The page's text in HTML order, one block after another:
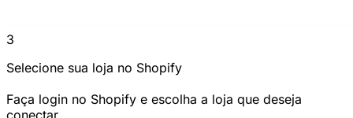
3
Selecione sua loja no Shopify
Faça login no Shopify e escolha a loja que deseja